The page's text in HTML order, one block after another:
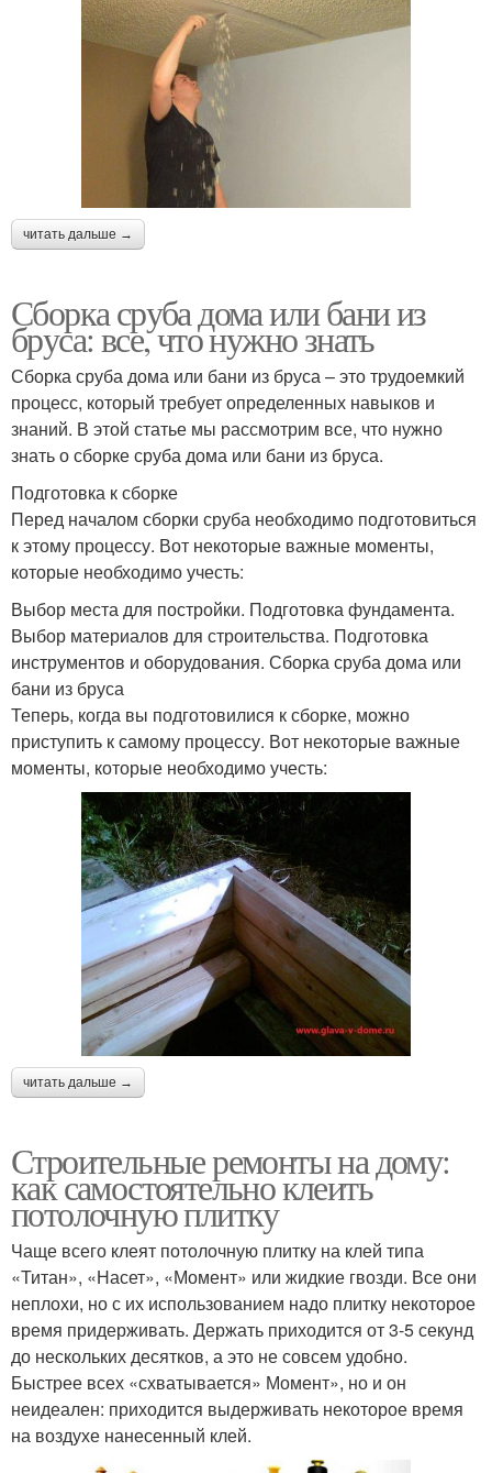
читать дальше →
Сборка сруба дома или бани из
бруса: все, что нужно знать
Сборка сруба дома или бани из бруса – это трудоемкий
процесс, который требует определенных навыков и
знаний. В этой статье мы рассмотрим все, что нужно
знать о сборке сруба дома или бани из бруса.
Подготовка к сборке
Перед началом сборки сруба необходимо подготовиться
к этому процессу. Вот некоторые важные моменты,
которые необходимо учесть:
Выбор места для постройки. Подготовка фундамента.
Выбор материалов для строительства. Подготовка
инструментов и оборудования. Сборка сруба дома или
бани из бруса
Теперь, когда вы подготовилися к сборке, можно
приступить к самому процессу. Вот некоторые важные
моменты, которые необходимо учесть:
читать дальше →
Строительные ремонты на дому:
как самостоятельно клеить
потолочную плитку
Чаще всего клеят потолочную плитку на клей типа
«Титан», «Насет», «Момент» или жидкие гвозди. Все они
неплохи, но с их использованием надо плитку некоторое
время придерживать. Держать приходится от 3-5 секунд
до нескольких десятков, а это не совсем удобно.
Быстрее всех «схватывается» Момент», но и он
неидеален: приходится выдерживать некоторое время
на воздухе нанесенный клей.